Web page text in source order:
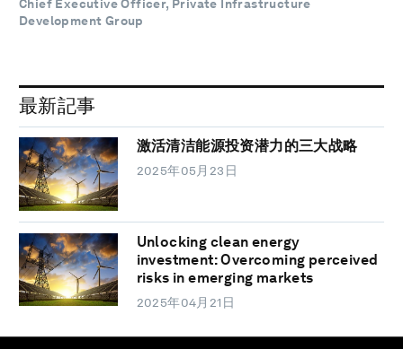
Chief Executive Officer, Private Infrastructure
Development Group
最新記事
激活清洁能源投资潜力的三大战略
2025年05月23日
Unlocking clean energy
investment: Overcoming perceived
risks in emerging markets
2025年04月21日